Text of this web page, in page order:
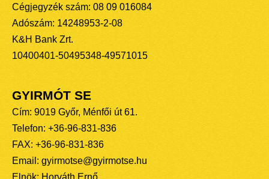
Cégjegyzék szám: 08 09 016084
Adószám: 14248953-2-08
K&H Bank Zrt.
10400401-50495348-49571015
GYIRMÓT SE
Cím: 9019 Győr, Ménfői út 61.
Telefon: +36-96-831-836
FAX: +36-96-831-836
Email: gyirmotse@gyirmotse.hu